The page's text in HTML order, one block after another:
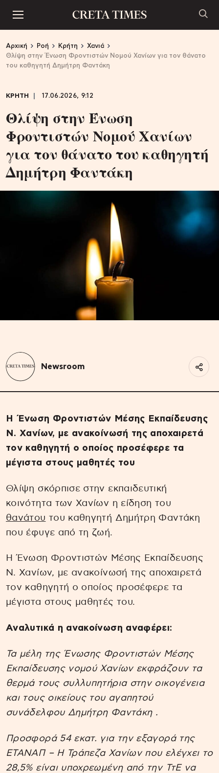
Αρχική Ροή Κρήτη
Χανιά
Θλίψη στην Ένωση Φροντιστών Νομού Χανίων για τον θάνατο
του καθηγητή Δημήτρη Φαντάκη
ΚΡΗΤΗ 17.06.2026, 9:12
Θλίψη στην Ένωση
Φροντιστών Νομού Χανίων
για τον θάνατο του καθηγητή
Δημήτρη Φαντάκη
Newsroom
Η Ένωση Φροντιστών Μέσης Εκπαίδευσης
Ν. Χανίων, με ανακοίνωσή της αποχαιρετά
τον καθηγητή ο οποίος προσέφερε τα
μέγιστα στους μαθητές του
Θλίψη σκόρπισε στην εκπαιδευτική
κοινότητα των Χανίων η είδηση του
θανάτου του καθηγητή Δημήτρη Φαντάκη
που έφυγε από τη ζωή.
Η Ένωση Φροντιστών Μέσης Εκπαίδευσης
Ν. Χανίων, με ανακοίνωσή της αποχαιρετά
τον καθηγητή ο οποίος προσέφερε τα
μέγιστα στους μαθητές του.
Αναλυτικά η ανακοίνωση αναφέρει:
Τα μέλη της Ένωσης Φροντιστών Μέσης
Εκπαίδευσης νομού Χανίων εκφράζουν τα
θερμά τους συλλυπητήρια στην οικογένεια
και τους οικείους του αγαπητού
συνάδελφου Δημήτρη Φαντάκη .
Προσφορά 54 εκατ. για την εξαγορά της
ΕΤΑΝΑΠ – Η Τράπεζα Χανίων που ελέγχει το
28,5% είναι υποχρεωμένη από την ΤτΕ να